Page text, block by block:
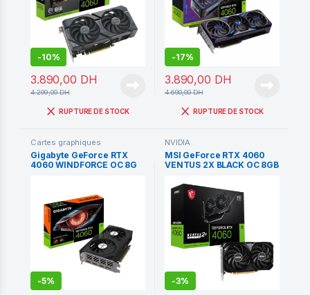
-10%
3.890,00 DH
4.299,00DH
RUPTURE DE STOCK
-17%
3.890,00 DH
4.690,00DH
RUPTURE DE STOCK
Cartes graphiques
Gigabyte GeForce RTX
4060 WINDFORCE OC 8G
-5%
NVIDIA
MSI GeForce RTX 4060
VENTUS 2X BLACK OC 8GB
-3%